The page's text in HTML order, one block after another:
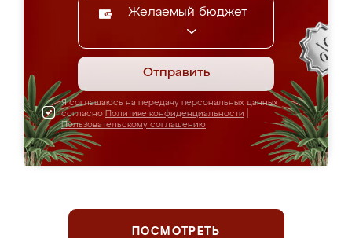
Желаемый бюджет
Отправить
Я соглашаюсь на передачу персональных данных
согласно Политике конфиденциальности
Пользовательскому соглашению
ПОСМОТРЕТЬ